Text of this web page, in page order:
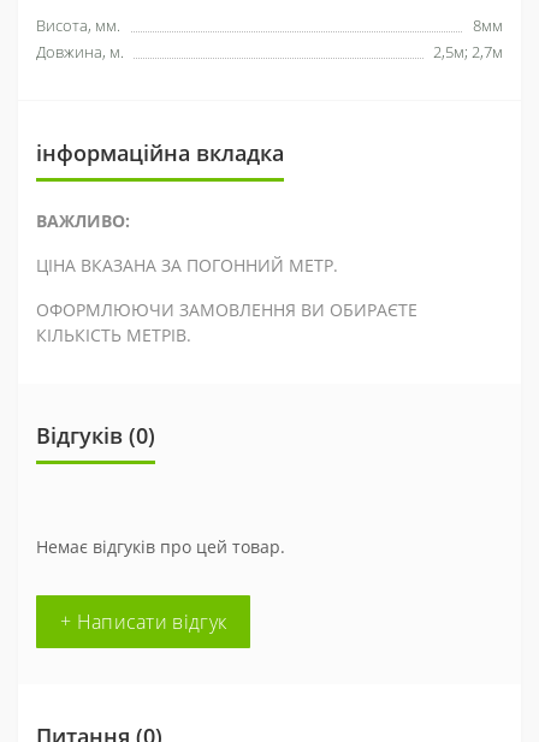
Висота, мм.
8мм
Довжина, м.
2,5м; 2,7м
інформаційна вкладка
ВАЖЛИВО:
ЦІНА ВКАЗАНА ЗА ПОГОННИЙ МЕТР.
ОФОРМЛЮЮЧИ ЗАМОВЛЕННЯ ВИ ОБИРАЄТЕ
КІЛЬКІСТЬ МЕТРІВ.
Відгуків (0)
Немає відгуків про цей товар.
+ Написати відгук